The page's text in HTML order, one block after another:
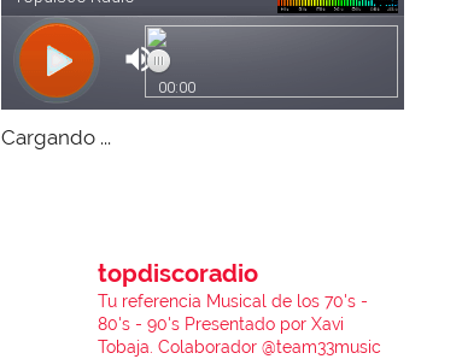
Cargando ...
topdiscoradio
Tu referencia Musical de los 70's -
80's - 90's Presentado por Xavi
Tobaja.Colaborador @team33music